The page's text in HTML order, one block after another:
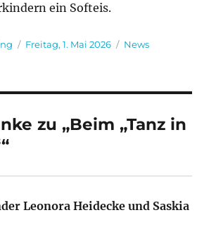
ein Softeis.
Veröffentlicht
Freitag, 1. Mai 2026 Kategorien
News
zu „Beim „Tanz in
Leonora Heidecke und Saskia